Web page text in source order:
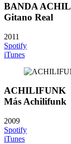
BANDA
Gitano Real
2011
Spotify
iTunes
ACHILIFUNK
Más Achilifunk
2009
Spotify
iTunes